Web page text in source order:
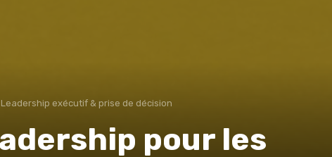
Leadership exécutif & prise de décision
pour les